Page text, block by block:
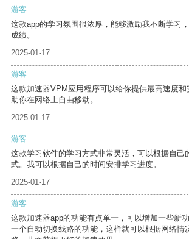
游客
这款app的学习氛围很浓厚，能够激励我不断学习
成绩。
2025-01-17
游客
这款加速器VPM应用程序可以给你提供最高速度
助你在网络上自由移动。
2025-01-17
游客
这款学习软件的学习方式非常灵活，可以根据自己
式。我可以根据自己的时间安排学习进度。
2025-01-17
游客
这款加速器app的功能有点单一，可以增加一些新
一个自动切换线路的功能，这样就可以根据网络情